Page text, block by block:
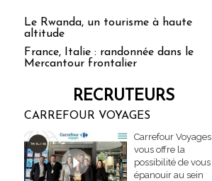
Le Rwanda, un tourisme à haute
altitude
France, Italie : randonnée dans le
Mercantour frontalier
RECRUTEURS
CARREFOUR VOYAGES
Carrefour Voyages
vous offre la
possibilité de vous
épanouir au sein